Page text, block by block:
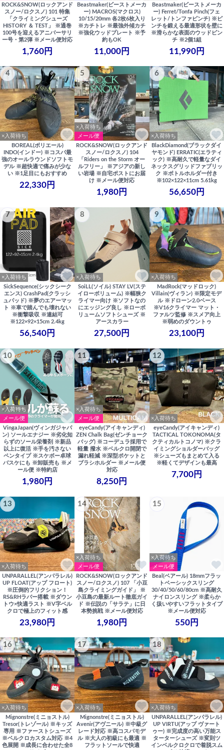
ROCK&SNOW(ロックアンド
スノー/ロクスノ) 101 特集
「クライミングシューズ
HISTORY ＆ TEST」 ※通巻
100号を迎えるアニバーサリ
ー号・第2弾 ※メール便対応
1,760円
Beastmaker(ビーストメーカ
ー) MACROS(マクロス)
10/15/20mm 各2枚6枚入り
※カチトレ ※最強外傾カチ
※強化ウッドプレート ※予
約もOK
11,000円
Beastmaker(ビーストメーカ
ー) Ferret/Tonfa Pinch(フェ
レット/トンファピンチ) ※ピ
ンチを鍛える最適形状を壁に
※滑らかな表面のウッドピン
チ ※2個1組
11,990円
4
×入荷待ち
BOREAL(ボリエール)
INDO(インドー) ※コスパ最
強のオールラウンドソフトモ
デル ※超快適で痛みが少な
い ※1足目にもおすすめ
22,330円
5
×入荷待ち
メール便
ROCK&SNOW(ロックアンド
スノー/ロクスノ) 104
「Riders on the Storm オー
ルフリー」 ※アジアの新し
い岩場 ※自宅ポストにお届
け ※メール便対応
1,980円
6
×入荷待ち
BlackDiamond(ブラックダイ
ヤモンド) ERRATIC(エラティ
ック) ※高耐久で軽量なダイ
ネックスグリッドファブリッ
ク ※ボトルホルダー付き
※102×122×11cm 5.61kg
56,650円
7
×入荷待ち
SickSequence(シックシーク
エンス) CrashPad(クラッシ
ュパッド) ※夢のエアーマッ
ト ※車で踏んでも壊れない
※衝撃吸収 ※連結可
※122×92×15cm 2.4kg
56,540円
8
×入荷待ち
SoiLL(ソイル) STAY LV(ステ
イローボリューム) ※幅狭ク
ライマー向け ※ソフトなの
にエッジング良し ※ローボ
リュームソフトシューズ ※
アースカラー
27,500円
9
×入荷待ち
MadRock(マッドロック)
Villain(ヴィラン) ※限定モデ
ル ※ドローン2.0ベース
※V16クライマー マット・
ファルツ監修 ※スメア向上
※弱めのダウントゥ
23,100円
10
×入荷待ち
メール便
VingaJapan(ヴィンガジャパ
ン) ソールエナジー ※劣化知
らずのソール栄養剤 ※新品
以上に復活 ※手を汚さない
ペンタイプ ※スケボー卓球
バスケにも ※卸販売も ※メ
ール便 ※特約店
1,980円
11
×入荷待ち
メール便
eyeCandy(アイキャンディ)
ZEN Chalk Bag(ゼンチョーク
バッグ) ※コーデュラ採用で
軽量 撥水 ※ベルクロ開閉で
漏れ軽減 ※深型ポケットと
ブラシホルダー ※メール便
対応
8,250円
12
×入荷待ち
eyeCandy(アイキャンディ)
TACTICAL TOKONOMA(タ
クティカルトコノマ) ※クラ
イミングショルダーバッグ
※シューズもまとめて入る
※軽くてデザインも最高
7,700円
13
×入荷待ち
UNPARALLEL(アンパラレル)
UP FLOAT(アップ フロート)
※圧倒的フリクション！
RS&RHラバー搭載 ※ダウン
トウ×快適ラスト ※V字ベル
クロで極上のフィット感
23,980円
14
×入荷待ち
メール便
ROCK&SNOW(ロックアンド
スノー/ロクスノ) 107 「小豆
島クライミングガイド」 ※
小豆島の最新ルート徹底ガイ
ド ※伝説の「サラテ」に日
本勢挑戦 ※メール便対応
1,980円
15
×入荷待ち
メール便
Beal(ベアール) 18mmフラッ
トベーシックスリング
30/40/50/60/80cm ※高耐久
ナイロンスリング ※柔らか
く扱いやすいフラットタイプ
※メール便対応
550円
16
×入荷待ち
Mignonstre(ミニョストル)
Tresor(トレゾール) ※キッズ
専用 ※ファーストシューズ
※ベルクロカスタム対応 ※4
色展開 ※成長に合わせた全8
17
×入荷待ち
Mignonstre(ミニョストル)
Avenir(アヴニール) ※中級グ
レード対応 ※高コスパモデ
ル ※大人の初級にも最適 ※
フラットソールで快適
18
×入荷待ち
UNPARALLEL(アンパラレル)
UP VIRTU(アップ ヴァート
ゥー) ※完成度の高い万能ス
ターターシューズ ※変則ツ
インベルクロクロで着脱スム